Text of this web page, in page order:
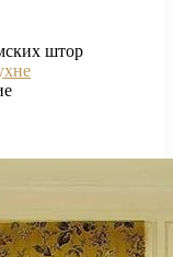
штор